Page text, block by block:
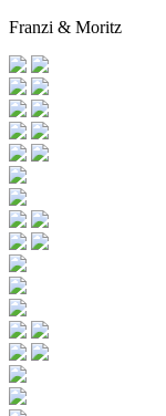
Franzi & Moritz